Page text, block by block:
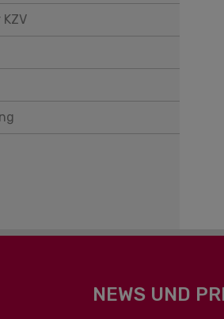
NEWS UND